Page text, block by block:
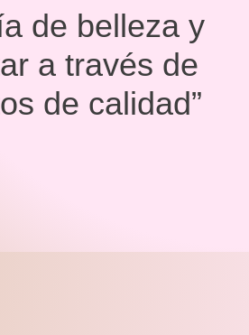
de belleza y
a través de
de calidad”